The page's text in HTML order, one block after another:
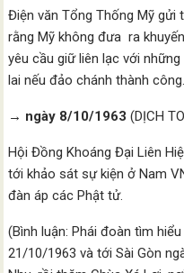
Điện văn Tổng Thống Mỹ gửi
rằng Mỹ không đưa ra
yêu cầu giữ liên lạc với
lai nếu đảo chánh thành công.
→ ngày 8/10/1963(DỊCH
Hội Đồng Khoáng Đại Liên
tới khảo sát sự kiện ở Nam
đàn áp các Phật tử.
(Bình luận: Phái đoàn tìm
21/10/1963 và tới Sài Gòn